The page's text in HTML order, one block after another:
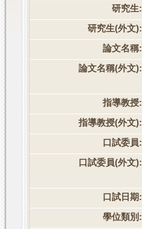
研究生:
研究生(外文):
論文名稱:
論文名稱(外文):
指導教授:
指導教授(外文):
口試委員:
口試委員(外文):
口試日期:
學位類別: